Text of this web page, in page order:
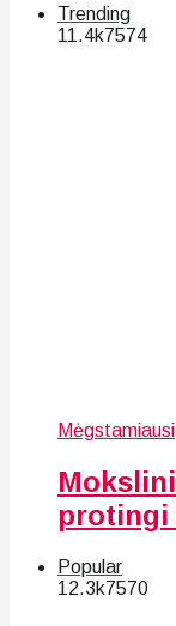
Trending
11.4k7574
Mėgstamiausi
protingi
Popular
12.3k7570